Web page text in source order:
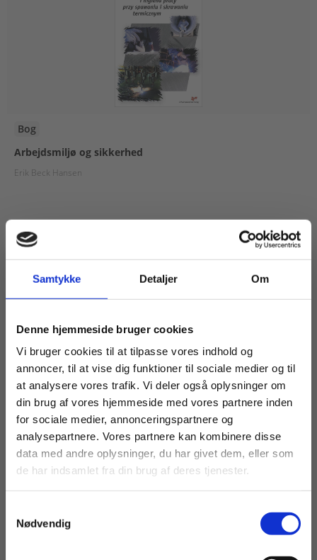
Samtykke Detaljer Om
Denne hjemmeside bruger cookies
Vi bruger cookies til at tilpasse vores indhold og
annoncer, til at vise dig funktioner til sociale medier og til
at analysere vores trafik. Vi deler også oplysninger om
din brug af vores hjemmeside med vores partnere inden
for sociale medier, annonceringspartnere og
analysepartnere. Vores partnere kan kombinere disse
data med andre oplysninger, du har givet dem, eller som
de har indsamlet fra din brug af deres tjenester.
Nødvendig
Bog
Arbejdsmiljø og sikkerhed
Erik Beck Hansen
129,00 KR.
2 formater
The Working Environment
Køb læremidler og find masterclasses mm.
Fortsæt som:
For privatkunder og
studerende. Du får
vist priser inkl.
For institutioner og
virksomheder. Du
får vist priser ekskl.